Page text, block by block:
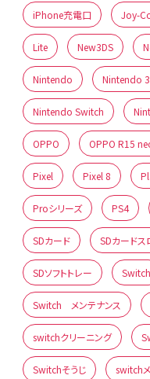
iPhone充電口 Joy-
Lite New3DS
Nintendo Nintendo
Nintendo Switch
OPPO OPPO R15
Pixel Pixel 8
Proシリーズ PS4
SDカード SDカードス
SDソフトトレー Switch
Switch メンテナンス
switchクリーニング
Switchそうじ switch